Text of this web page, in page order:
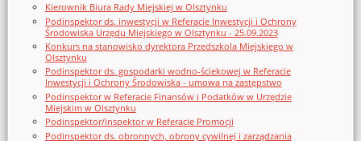
Kierownik Biura Rady Miejskiej w Olsztynku
Podinspektor ds. inwestycji w Referacie Inwestycji i Ochrony
Środowiska Urzędu Miejskiego w Olsztynku - 25.09.2023
Konkurs na stanowisko dyrektora Przedszkola Miejskiego w
Olsztynku
Podinspektor ds. gospodarki wodno-ściekowej w Referacie
Inwestycji i Ochrony Środowiska - umowa na zastępstwo
Podinspektor w Referacie Finansów i Podatków w Urzędzie
Miejskim w Olsztynku
Podinspektor/inspektor w Referacie Promocji
Podinspektor ds. obronnych, obrony cywilnej i zarządzania